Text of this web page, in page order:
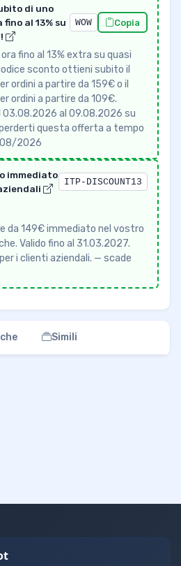
di uno
al 13% su
WOW Copia
ora fino al 13% extra su quasi
sconto ottieni subito il
ordini a partire da 159€ o il
ordini a partire da 109€.
03.08.2026 al 09.08.2026 su
questa offerta a tempo
2026
immediato
ITP-DISCOUNT13
da 149€ immediato nel vostro
Valido fino al 31.03.2027.
i clienti aziendali. — scade
Simili